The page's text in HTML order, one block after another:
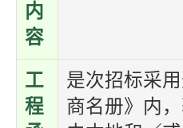
内
容
工
程
是次招标采
商名册》内